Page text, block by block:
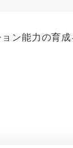
ン能力の育成